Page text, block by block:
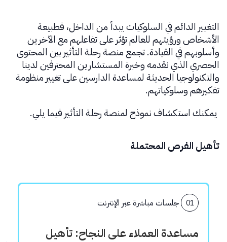
التغيير الدائم في السلوكيات يبدأ من الداخل، فطبيعة
الأشخاص ورؤيتهم للعالم تؤثر على تفاعلهم مع الآخرين
وأسلوبهم في القيادة. تجمع منصة رحلة التأثير بين المحتوى
الحصري الذي نقدمه وخبرة المستشارين المحترفين لدينا
والتكنولوجيا الحديثة لمساعدة الدارسين على تغيير منظومة
تفكيرهم وسلوكياتهم.
يمكنك استكشاف نموذج لمنصة رحلة التأثير فيما يلي.
تأهيل الفرص المحتملة
01 جلسات مباشرة عبر الإنترنت
مساعدة العملاء على النجاح: تأهيل